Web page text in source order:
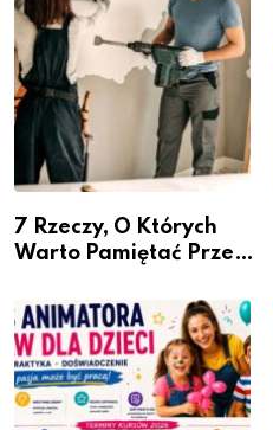
7 Rzeczy, O Których
Warto Pamiętać Przed